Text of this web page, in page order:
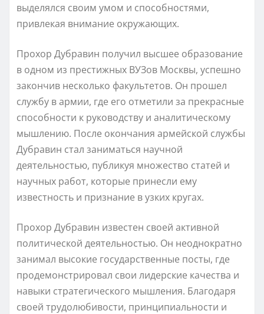
выделялся своим умом и способностями,
привлекая внимание окружающих.
Прохор Дубравин получил высшее образование
в одном из престижных ВУЗов Москвы, успешно
закончив несколько факультетов. Он прошел
службу в армии, где его отметили за прекрасные
способности к руководству и аналитическому
мышлению. После окончания армейской службы
Дубравин стал заниматься научной
деятельностью, публикуя множество статей и
научных работ, которые принесли ему
известность и признание в узких кругах.
Прохор Дубравин известен своей активной
политической деятельностью. Он неоднократно
занимал высокие государственные посты, где
продемонстрировал свои лидерские качества и
навыки стратегического мышления. Благодаря
своей трудолюбивости, принципиальности и